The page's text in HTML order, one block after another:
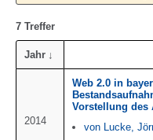
7 Treffer
Jahr
2014
Web 2.0 in
Vorstellung des
von Lucke,